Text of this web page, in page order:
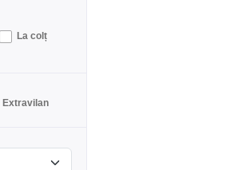
La colț
Extravilan